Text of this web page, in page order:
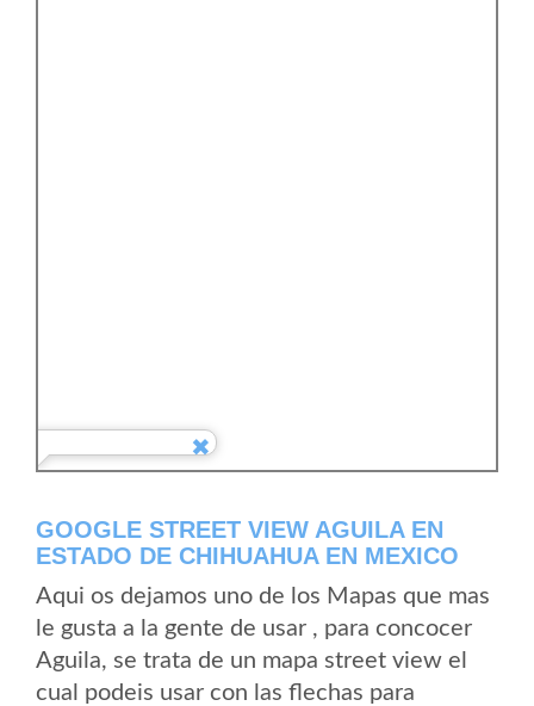
GOOGLE STREET VIEW AGUILA EN
ESTADO DE CHIHUAHUA EN MEXICO
Aqui os dejamos uno de los Mapas que mas
le gusta a la gente de usar , para concocer
Aguila, se trata de un mapa street view el
cual podeis usar con las flechas para